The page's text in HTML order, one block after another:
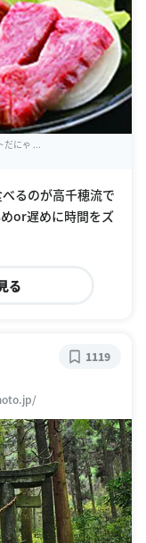
だにゃ ...
るのが高千穂流で
or遅めに時間をズ
る
1119